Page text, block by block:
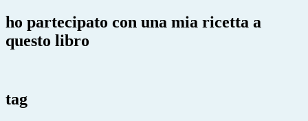
ho partecipato con una mia ricetta a
questo libro
tag